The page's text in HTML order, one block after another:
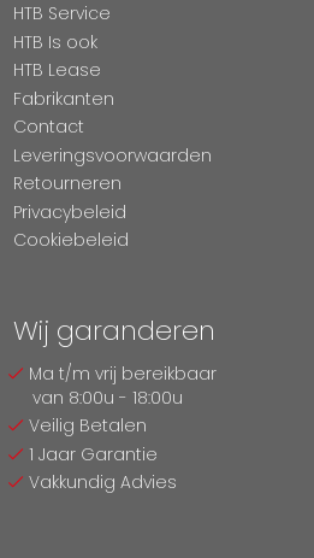
HTB Service
HTB Is ook
HTB Lease
Fabrikanten
Contact
Leveringsvoorwaarden
Retourneren
Privacybeleid
Cookiebeleid
Wij garanderen
Ma t/m vrij bereikbaar
van 8:00u - 18:00u
Veilig Betalen
1 Jaar Garantie
Vakkundig Advies